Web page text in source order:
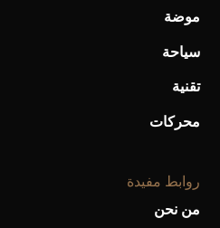
موضة
سياحة
تقنية
محركات
روابط مفيدة
من نحن